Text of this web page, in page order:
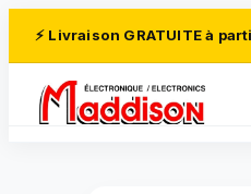
⚡ Livraison GRATUITE à